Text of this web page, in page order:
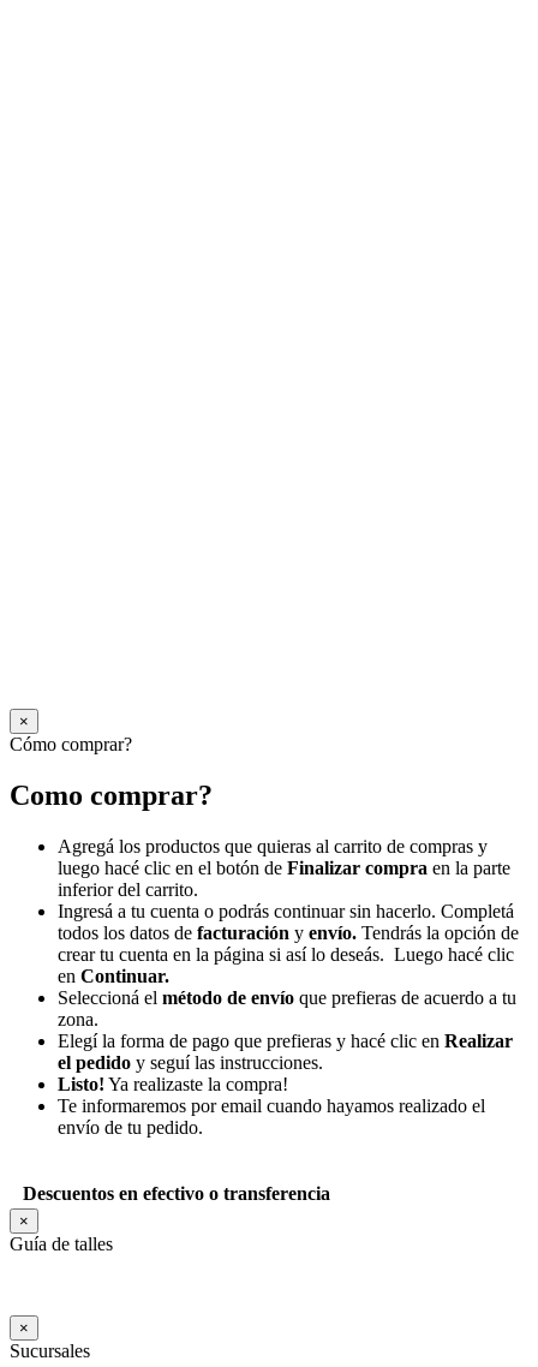
×
Cómo comprar?
Como comprar?
Agregá los productos que quieras al carrito de compras y
luego hacé clic en el botón de Finalizar compra en la parte
inferior del carrito.
Ingresá a tu cuenta o podrás continuar sin hacerlo. Completá
todos los datos de facturación y envío. Tendrás la opción de
crear tu cuenta en la página si así lo deseás. Luego hacé clic
en Continuar.
Seleccioná el método de envío que prefieras de acuerdo a tu
zona.
Elegí la forma de pago que prefieras y hacé clic en Realizar
el pedido y seguí las instrucciones.
Listo! Ya realizaste la compra!
Te informaremos por email cuando hayamos realizado el
envío de tu pedido.
Descuentos en efectivo o transferencia
×
Guía de talles
×
Sucursales